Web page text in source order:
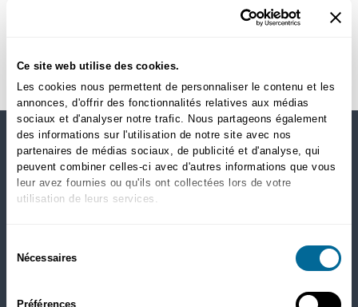
Ce site web utilise des cookies.
Les cookies nous permettent de personnaliser le contenu et les
annonces, d'offrir des fonctionnalités relatives aux médias
sociaux et d'analyser notre trafic. Nous partageons également
des informations sur l'utilisation de notre site avec nos
partenaires de médias sociaux, de publicité et d'analyse, qui
peuvent combiner celles-ci avec d'autres informations que vous
leur avez fournies ou qu'ils ont collectées lors de votre
utilisation de leurs services.
duNécessaires
Préférences
Créer un nouveau compte
MAGASINEZ PAR CATÉGORIES
Chiens
Gâteries
Chats